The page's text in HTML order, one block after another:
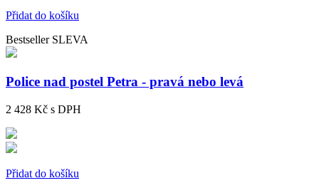
Přidat do košíku
Bestseller SLEVA
Police nad postel Petra - pravá nebo levá
2 428 Kč s DPH
Přidat do košíku